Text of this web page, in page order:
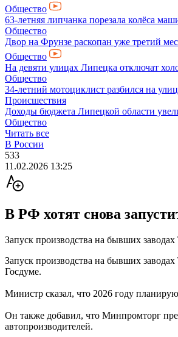
Общество
63-летняя липчанка порезала колёса
Общество
Двор на Фрунзе раскопан уже третий
Общество
На девяти улицах Липецка отключат
Общество
34-летний мотоциклист разбился на
Происшествия
Доходы бюджета Липецкой области
Общество
Читать все
В России
533
11.02.2026 13:25
В РФ хотят снова
Запуск производства на бывших
Запуск производства на бывших
Госдуме.
Министр сказал, что 2026 году
Он также добавил, что Минпромторг
автопроизводителей.